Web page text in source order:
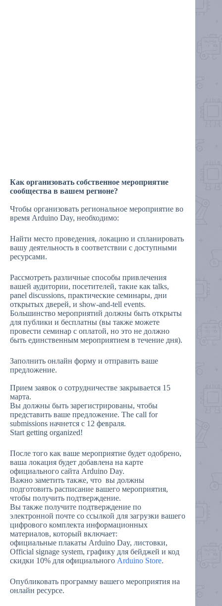
Как организовать собственное мероприятие
сообщества в вашем регионе?
Чтобы организовать региональное мероприятие во
время Arduino Day, необходимо:
Найти место проведения, локацию и спланировать
вашу деятельность в соответствии с доступными
ресурсами.
Рассмотреть различные способы привлечения
вашей аудитории, посетителей, такие как talks,
panel discussions, практические семинары, дни
открытых дверей, и show-and-tell events.
Большинство мероприятий должны быть открыты
для публики и бесплатны (вы также можете
провести семинар с оплатой, но это не должно
быть единственным мероприятием в течение дня).
Заполнить онлайн форму и отправить ваше
предложение.
Прием заявок о сотрудничестве закрывается 15
марта.
Вы должны быть зарегистрированы, чтобы
представить ваше предложение. The call for
submissions начнется с 12 февраля.
Start getting organized!
После того как ваше мероприятие будет одобрено,
ваша локация будет добавлена на карте
официального сайта Arduino Day.
Важно заметить также, что вы должны
подготовить расписание вашего мероприятия,
чтобы получить подтверждение.
Вы также получите подтверждение по
электронной почте со ссылкой для загрузки вашего
цифрового комплекта информационных
материалов, который включает:
официальные плакаты Arduino Day, листовки,
Official signage system, графику для бейджей и код
скидки 10% для официального Arduino Store.
Опубликовать программу вашего мероприятия на
онлайн ресурсе.